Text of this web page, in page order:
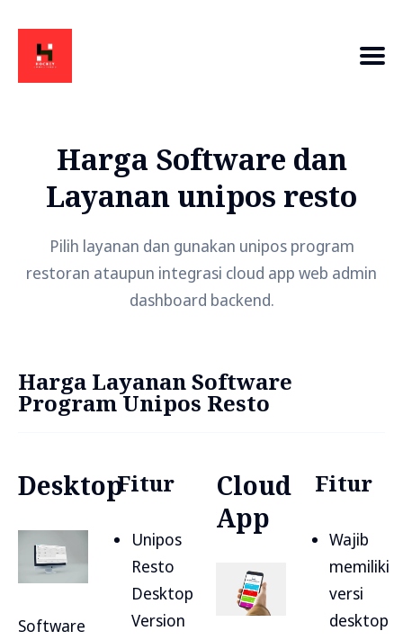
Harga Software dan
Layanan unipos resto
Pilih layanan dan gunakan unipos program
restoran ataupun integrasi cloud app web admin
dashboard backend.
Harga Layanan Software
Program Unipos Resto
Desktop
Software
Fitur
Unipos
Resto
Desktop
Version
Cloud
App
Fitur
Wajib
memiliki
versi
desktop